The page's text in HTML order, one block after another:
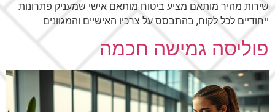
שירות מהיר מותאם מציע ביטוח מותאם אישי שמעניק פתרונות
ייחודיים לכל לקוח, בהתבסס על צרכיו האישיים והמגוונים.
פוליסה גמישה חכמה